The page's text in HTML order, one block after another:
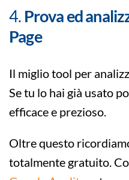
4. Prova ed
Page
Il miglio tool per
Se tu lo hai già usato
efficace e prezioso.
Oltre questo
totalmente gratuito.